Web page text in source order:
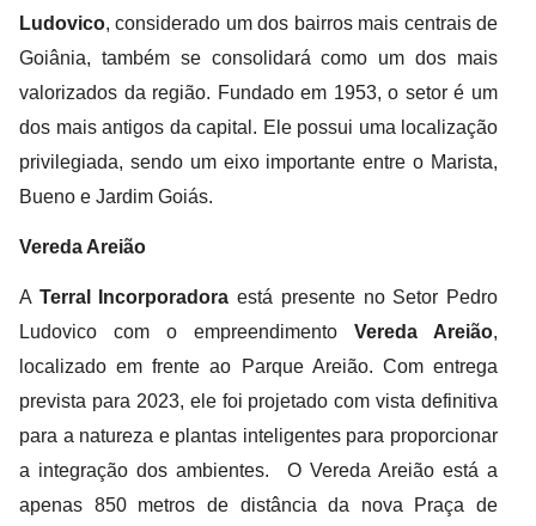
Ludovico, considerado um dos bairros mais centrais de
Goiânia, também se consolidará como um dos mais
valorizados da região. Fundado em 1953, o setor é um
dos mais antigos da capital. Ele possui uma localização
privilegiada, sendo um eixo importante entre o Marista,
Bueno e Jardim Goiás.
Vereda Areião
A Terral Incorporadora está presente no Setor Pedro
Ludovico com o empreendimento Vereda Areião,
localizado em frente ao Parque Areião. Com entrega
prevista para 2023, ele foi projetado com vista definitiva
para a natureza e plantas inteligentes para proporcionar
a integração dos ambientes. O Vereda Areião está a
apenas 850 metros de distância da nova Praça de